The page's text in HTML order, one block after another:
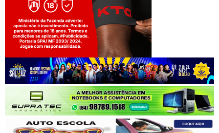
Jogue com responsabilidade. 18+